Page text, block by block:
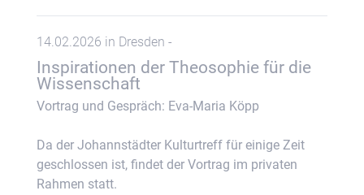
14.02.2026 in Dresden -
Inspirationen der Theosophie für die
Wissenschaft
Vortrag und Gespräch: Eva-Maria Köpp
Da der Johannstädter Kulturtreff für einige Zeit
geschlossen ist, findet der Vortrag im privaten
Rahmen statt.